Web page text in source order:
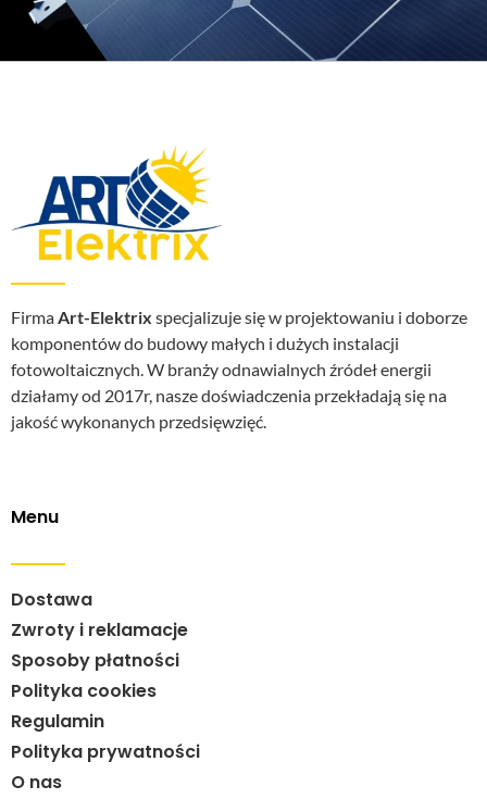
FirmaArt-Elektrix specjalizuje się w projektowaniu i doborze
komponentów do budowy małych i dużych instalacji
fotowoltaicznych. W branży odnawialnych źródeł energii
działamy od 2017r, nasze doświadczenia przekładają się na
jakość wykonanych przedsięwzięć.
Menu
Dostawa
Zwroty i reklamacje
Sposoby płatności
Polityka cookies
Regulamin
Polityka prywatności
O nas